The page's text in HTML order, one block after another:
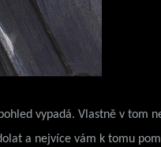
vypadá. Vlastně v tom
a nejvíce vám k tomu